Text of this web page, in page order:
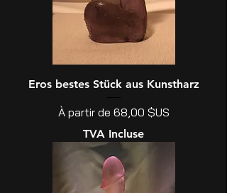
Eros bestes Stück aus Kunstharz
À partir de 68,00 $US
Prix promotionnel
TVA Incluse